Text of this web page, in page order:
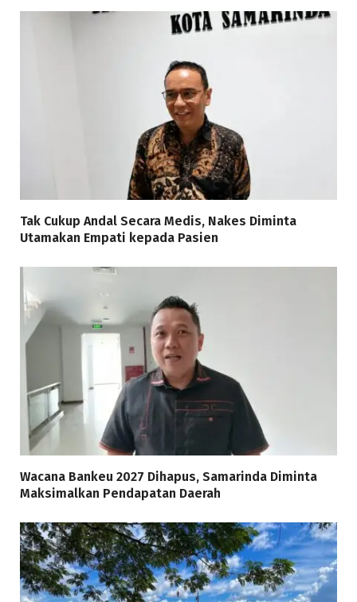
Tak Cukup Andal Secara Medis, Nakes Diminta
Utamakan Empati kepada Pasien
Wacana Bankeu 2027 Dihapus, Samarinda Diminta
Maksimalkan Pendapatan Daerah